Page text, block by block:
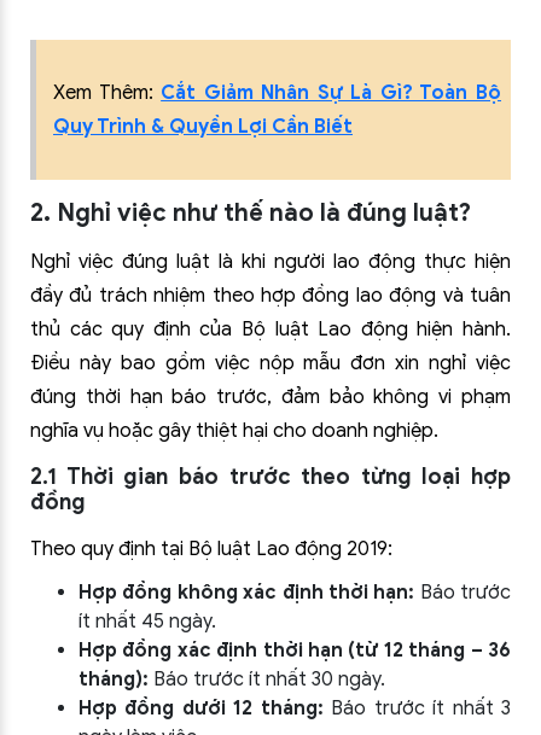
Xem Thêm: Cắt Giảm Nhân Sự Là Gì? Toàn Bộ
Quy Trình & Quyền Lợi Cần Biết
2. Nghỉ việc như thế nào là đúng luật?
Nghỉ việc đúng luật là khi người lao động thực hiện
đầy đủ trách nhiệm theo hợp đồng lao động và tuân
thủ các quy định của Bộ luật Lao động hiện hành.
Điều này bao gồm việc nộp mẫu đơn xin nghỉ việc
đúng thời hạn báo trước, đảm bảo không vi phạm
nghĩa vụ hoặc gây thiệt hại cho doanh nghiệp.
2.1 Thời gian báo trước theo từng loại hợp
đồng
Theo quy định tại Bộ luật Lao động 2019:
Hợp đồng không xác định thời hạn: Báo trước
ít nhất 45 ngày.
Hợp đồng xác định thời hạn (từ 12 tháng – 36
tháng): Báo trước ít nhất 30 ngày.
Hợp đồng dưới 12 tháng: Báo trước ít nhất 3